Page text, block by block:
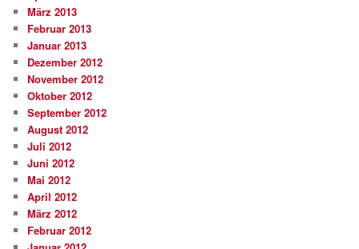
März 2013
Februar 2013
Januar 2013
Dezember 2012
November 2012
Oktober 2012
September 2012
August 2012
Juli 2012
Juni 2012
Mai 2012
April 2012
März 2012
Februar 2012